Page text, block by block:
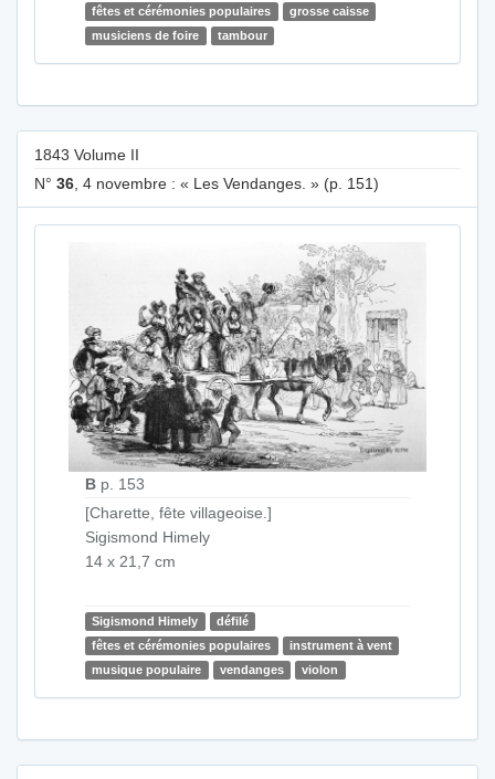
fêtes et cérémonies populaires
grosse caisse
musiciens de foire
tambour
1843 Volume II
N° 36 , 4 novembre : « Les Vendanges. » (p. 151)
B p. 153
[Charette, fête villageoise.]
Sigismond Himely
14 x 21,7 cm
Sigismond Himely
défilé
fêtes et cérémonies populaires
instrument à vent
musique populaire
vendanges violon